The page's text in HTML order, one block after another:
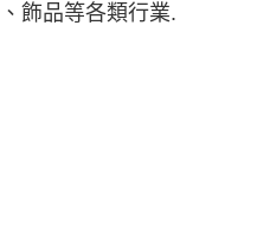
飾品等各類行業.